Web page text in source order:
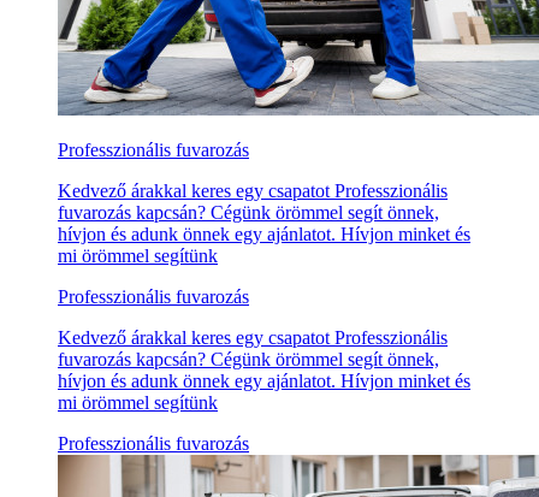
Professzionális fuvarozás
Kedvező árakkal keres egy csapatot Professzionális
fuvarozás kapcsán? Cégünk örömmel segít önnek,
hívjon és adunk önnek egy ajánlatot. Hívjon minket és
mi örömmel segítünk
Professzionális fuvarozás
Kedvező árakkal keres egy csapatot Professzionális
fuvarozás kapcsán? Cégünk örömmel segít önnek,
hívjon és adunk önnek egy ajánlatot. Hívjon minket és
mi örömmel segítünk
Professzionális fuvarozás